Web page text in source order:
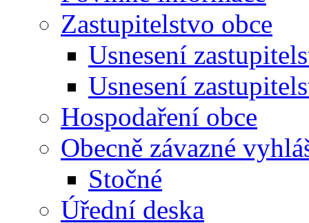
Zastupitelstvo obce
Usnesení
Usnesení
Hospodaření obce
Obecně závazné
Stočné
Úřední deska